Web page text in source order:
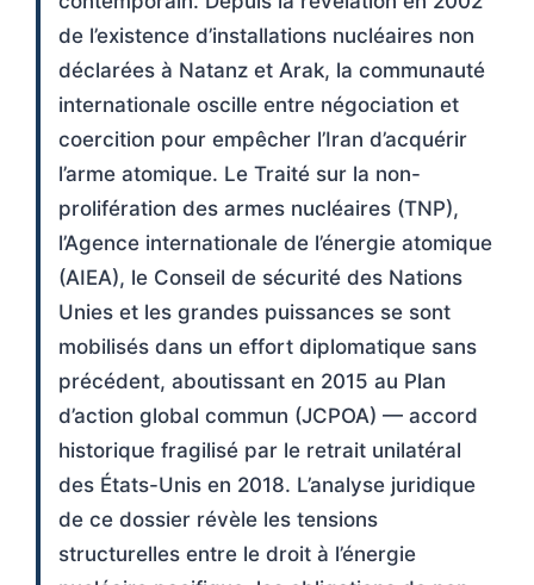
de l’existence d’installations nucléaires non
déclarées à Natanz et Arak, la communauté
internationale oscille entre négociation et
coercition pour empêcher l’Iran d’acquérir
l’arme atomique. Le Traité sur la non-
prolifération des armes nucléaires (TNP),
l’Agence internationale de l’énergie atomique
(AIEA), le Conseil de sécurité des Nations
Unies et les grandes puissances se sont
mobilisés dans un effort diplomatique sans
précédent, aboutissant en 2015 au Plan
d’action global commun (JCPOA) — accord
historique fragilisé par le retrait unilatéral
des États-Unis en 2018. L’analyse juridique
de ce dossier révèle les tensions
structurelles entre le droit à l’énergie